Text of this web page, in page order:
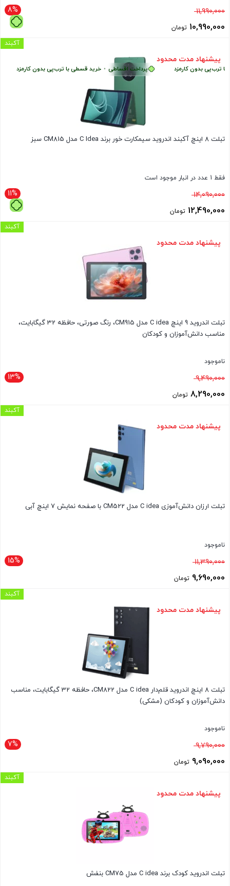
8% 11,990,000قیمت
اصلی10,990,000 تومان
فعلی
10,990,000 تومان
پیشنهاد مدت محدود
تبلت 8 اینچ آکبند اندروید سیمکارت خور برند C Idea مدل CM815 سبز
فقط 1 عدد در انبار موجود است
11% 14,090,000قیمت
اصلی12,490,000 تومان
فعلی
پرداخت اقساطی • خرید قسطی با ترب‌پی بدون کارمزد بدون کارمزد
آکبند
پیشنهاد مدت محدود
تبلت اندروید 9 اینچ C idea مدل CM915، رنگ صورتی، حافظه 32 گیگابایت،
مناسب دانش‌آموزان و کودکان
ناموجود
13% 9,490,000قیمت
اصلی8,290,000 تومان
فعلی
آکبند
پیشنهاد مدت محدود
تبلت ارزان دانش‌آموزی C idea مدل CM522 با صفحه نمایش 7 اینچ آبی
ناموجود
15% 11,390,000قیمت
اصلی9,690,000 تومان
فعلی
آکبند
پیشنهاد مدت محدود
تبلت 8 اینچ اندروید قلم‌دار C idea مدل CM822، حافظه 32 گیگابایت، مناسب
دانش‌آموزان و کودکان (مشکی)
ناموجود
7% 9,790,000قیمت
اصلی9,090,000 تومان
فعلی
آکبند
پیشنهاد مدت محدود
تبلت اندروید کودک برند C idea مدل CM75 بنفش
آکبند